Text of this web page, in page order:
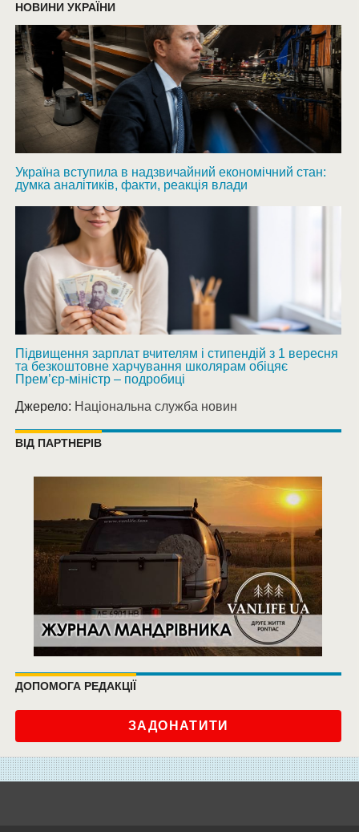
НОВИНИ УКРАЇНИ
Україна вступила в надзвичайний економічний стан:
думка аналітиків, факти, реакція влади
Підвищення зарплат вчителям і стипендій з 1 вересня
та безкоштовне харчування школярам обіцяє
Прем’єр-міністр – подробиці
Джерело: Національна служба новин
ВІД ПАРТНЕРІВ
ДОПОМОГА РЕДАКЦІЇ
ЗАДОНАТИТИ